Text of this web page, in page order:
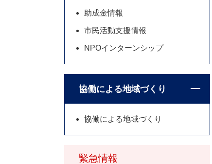
緊急情報
助成金情報
市民活動支援情報
NPOインターンシップ
協働による地域づくり
協働による地域づくり